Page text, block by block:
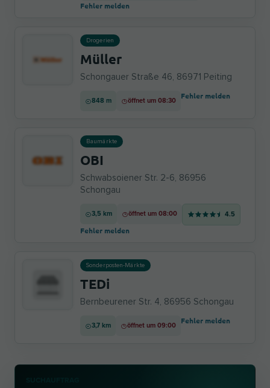
Fehler melden
Drogerien
Müller
Schongauer Straße 46, 86971 Peiting
848 m öffnet um 08:30
Fehler melden
Baumärkte
OBI
Schwabsoiener Str. 2-6, 86956
Schongau
3,5 km öffnet um 08:00 4.5
Fehler melden
Sonderposten-Märkte
TEDi
Bernbeurener Str. 4, 86956 Schongau
3,7 km öffnet um 09:00
Fehler melden